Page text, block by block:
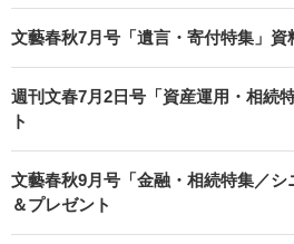
文藝春秋7月号「遺言・寄付特集」資
週刊文春7月2日号「資産運用・相続
ト
文藝春秋9月号「金融・相続特集／
＆プレゼント